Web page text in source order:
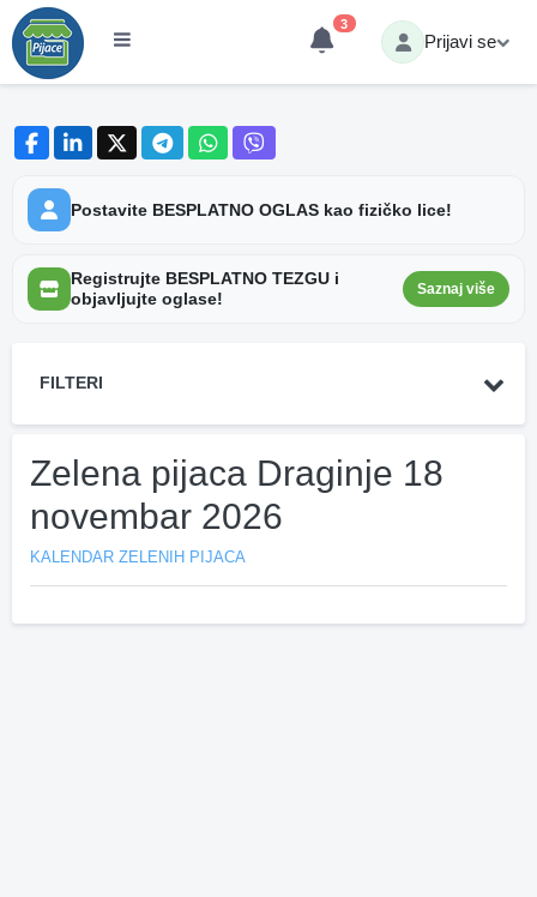
3
Prijavi se
Postavite BESPLATNO OGLAS kao fizičko lice!
Registrujte BESPLATNO TEZGU i
objavljujte oglase!
Saznaj više
FILTERI
Zelena pijaca Draginje 18
novembar 2026
KALENDAR ZELENIH PIJACA